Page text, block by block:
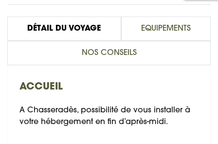
DÉTAIL DU VOYAGE EQUIPEMENTS
NOS CONSEILS
ACCUEIL
A Chasseradès, possibilité de vous installer à
votre hébergement en fin d’après-midi.